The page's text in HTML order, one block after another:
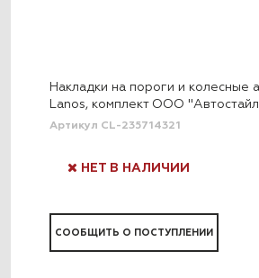
Накладки на пороги и колесные
Lanos, комплект ООО
Артикул CL-235714321
НЕТ В НАЛИЧИИ
СООБЩИТЬ О ПОСТУПЛЕНИИ